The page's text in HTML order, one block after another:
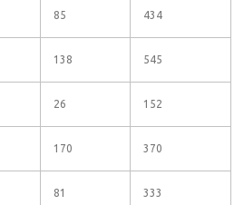
85 434
138 545
26 152
170 370
81 333